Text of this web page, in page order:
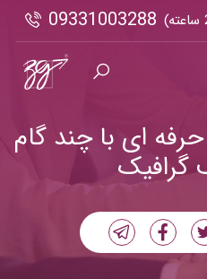
09331003288
حرفه ای با چند گام
گرافیک